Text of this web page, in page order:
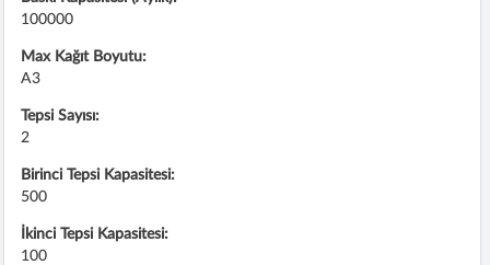
100000
Max Kağıt Boyutu:
A3
Tepsi Sayısı:
2
Birinci Tepsi Kapasitesi:
500
İkinci Tepsi Kapasitesi:
100